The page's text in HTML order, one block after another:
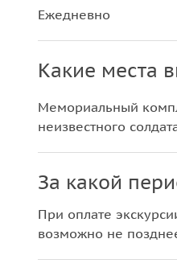
Ежедневно
Какие места
Мемориальный
неизвестного
За какой
При оплате
возможно не